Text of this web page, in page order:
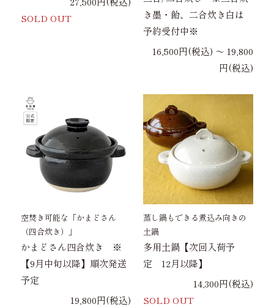
SOLD OUT
き墨・飴、二合炊き白は
予約受付中※
16,500円(税込) 〜 19,800
円(税込)
空焚き可能な「かまどさん
（四合炊き）」
かまどさん四合炊き ※
【9月中旬以降】順次発送
予定
19,800円(税込)
蒸し鍋もできる煮込み向きの
土鍋
多用土鍋【次回入荷予
定 12月以降】
14,300円(税込)
SOLD OUT